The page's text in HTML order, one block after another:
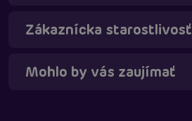
Zákaznícka starostlivosť
Mohlo by vás zaujímať